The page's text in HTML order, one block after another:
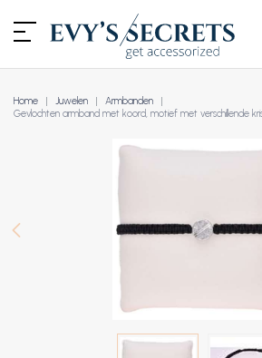
Home Juwelen
Armbanden
Gevlochten armband met koord, motief met verschillende